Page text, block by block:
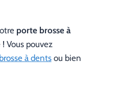
porte brosse à
Vous pouvez
brosse à dentsou bien